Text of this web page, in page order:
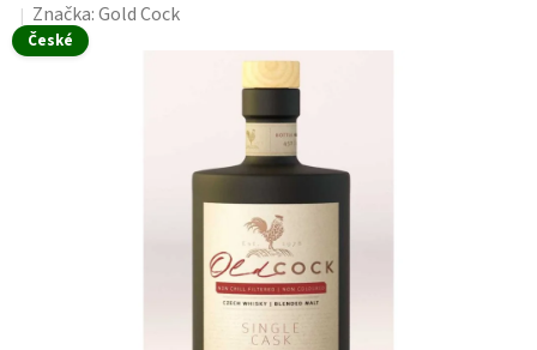
České
Značka:Gold Cock